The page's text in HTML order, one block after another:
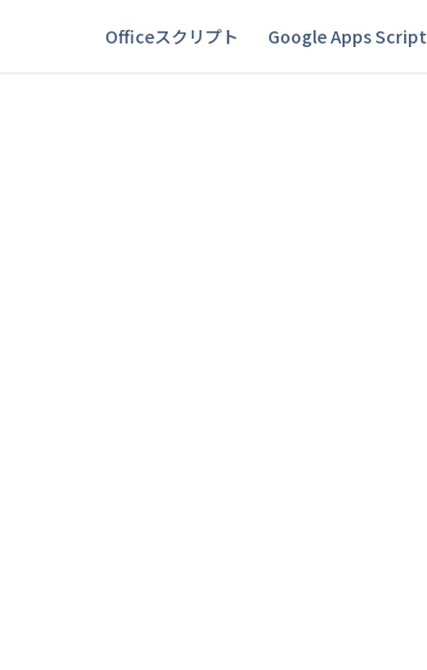
Officeスクリプト Google Apps Script